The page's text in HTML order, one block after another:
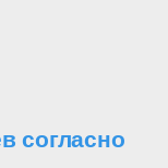
согласно